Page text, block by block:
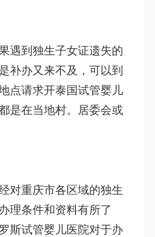
遇到独生子女证遗失的
补办又来不及，可以到
点请求开泰国试管婴儿
是在当地村。居委会或
对重庆市各区域的独生
理条件和资料有所了
斯试管婴儿医院对于办